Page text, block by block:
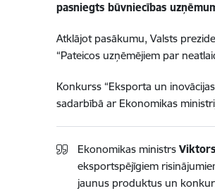
pasniegts būvniecības
Atklājot pasākumu, Valsts
“Pateicos uzņēmējiem par
Konkurss “Eksporta un
sadarbībā ar Ekonomikas
Ekonomikas ministrs
eksportspējīgiem
jaunus produktus un